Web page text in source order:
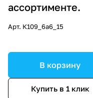
ассортименте.
Арт. К109_6а6_15
В корзину
Купить в 1 клик